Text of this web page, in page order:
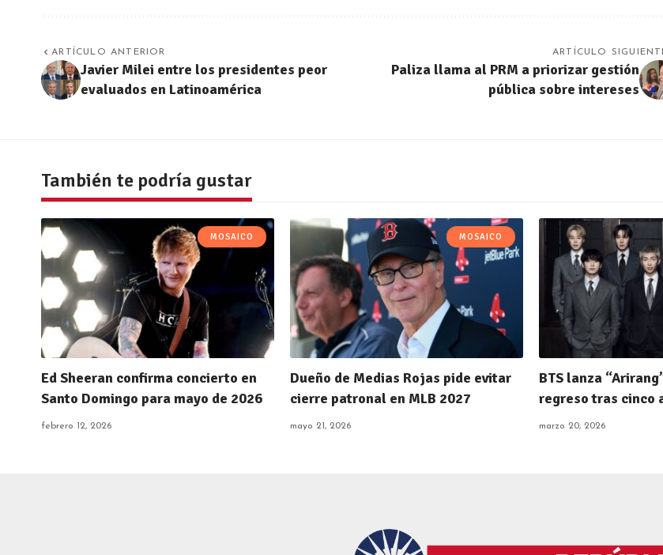
ARTÍCULO ANTERIOR
Javier Milei entre los presidentes peor
evaluados en Latinoamérica
ARTÍCULO
Paliza llama al PRM a priorizar gestión
pública sobre intereses
También te podría gustar
MOSAICO
Ed Sheeran confirma concierto en
Santo Domingo para mayo de 2026
febrero 12, 2026
MOSAICO
Dueño de Medias Rojas pide evitar
cierre patronal en MLB 2027
mayo 21, 2026
BTS lanza
regreso tras cinco
marzo 20, 2026